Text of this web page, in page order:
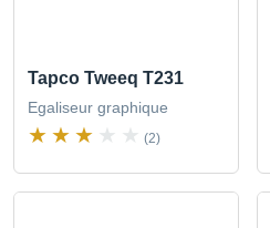
Tapco Tweeq T231
Egaliseur graphique
(2)